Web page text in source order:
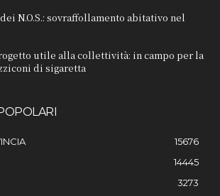
N.O.S.: sovraffollamento abitativo nel
utile alla collettività: in campo per la
di sigaretta
15676
14445
3273